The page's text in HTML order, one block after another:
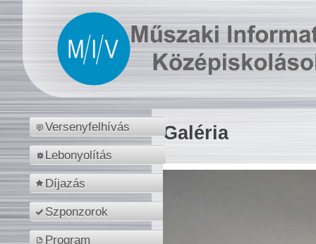
Versenyfelhívás
Lebonyolítás
Díjazás
Szponzorok
Program
Galéria